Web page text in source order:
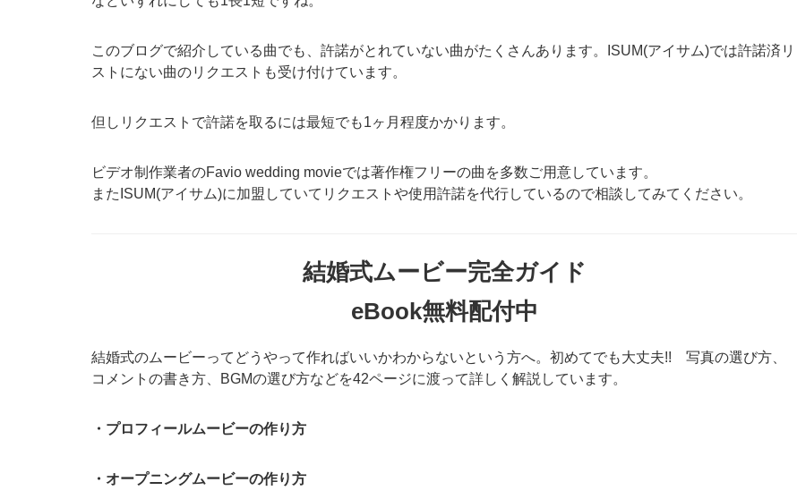
このブログで紹介している曲でも、許諾がとれていない曲がたくさんあります。ISUM(アイサム)では許諾済リ
ストにない曲のリクエストも受け付けています。
但しリクエストで許諾を取るには最短でも1ヶ月程度かかります。
ビデオ制作業者のFavio wedding movieでは著作権フリーの曲を多数ご用意しています。
またISUM(アイサム)に加盟していてリクエストや使用許諾を代行しているので相談してみてください。
結婚式ムービー完全ガイド
eBook無料配付中
結婚式のムービーってどうやって作ればいいかわからないという方へ。初めてでも大丈夫!! 写真の選び方、
コメントの書き方、BGMの選び方などを42ページに渡って詳しく解説しています。
・プロフィールムービーの作り方
・オープニングムービーの作り方